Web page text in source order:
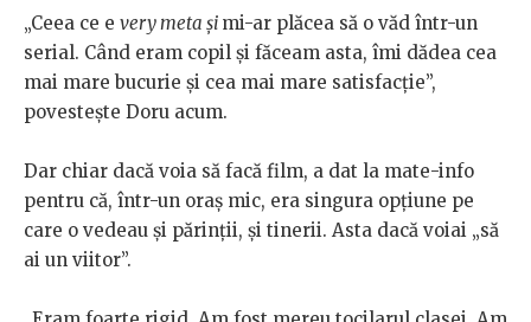
„Ceea ce e very meta și mi-ar plăcea să o văd într-un
serial. Când eram copil și făceam asta, îmi dădea cea
mai mare bucurie și cea mai mare satisfacție”,
povestește Doru acum.
Dar chiar dacă voia să facă film, a dat la mate-info
pentru că, într-un oraș mic, era singura opțiune pe
care o vedeau și părinții, și tinerii. Asta dacă voiai „să
ai un viitor”.